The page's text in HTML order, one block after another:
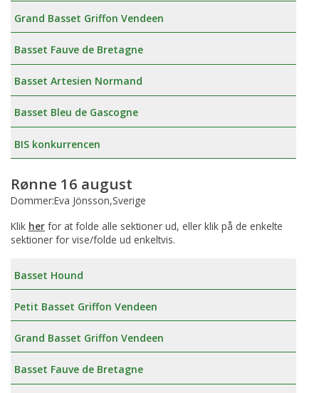
Grand Basset Griffon Vendeen
Basset Fauve de Bretagne
Basset Artesien Normand
Basset Bleu de Gascogne
BIS konkurrencen
Rønne 16 august
Dommer:Eva Jönsson,Sverige
Klik her for at folde alle sektioner ud, eller klik på de enkelte
sektioner for vise/folde ud enkeltvis.
Basset Hound
Petit Basset Griffon Vendeen
Grand Basset Griffon Vendeen
Basset Fauve de Bretagne